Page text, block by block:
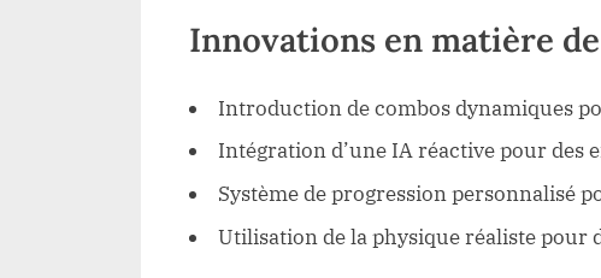
Innovations en matière
Introduction de combos dynamiques
Intégration d’une IA réactive pour des
Système de progression personnalisé
Utilisation de la physique réaliste pour